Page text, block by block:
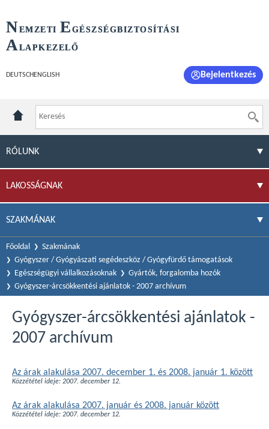
NEMZETI E GÉSZSÉGBIZTOSÍTÁSI
ALAPKEZELŐ
DEUTSCH ENGLISH Bejelentkezés
RÓLUNK
LAKOSSÁGNAK
SZAKMÁNAK
Főoldal
Szakmának
Gyógyszer / Gyógyászati segédeszköz / Gyógyfürdő támogatások
Egészségügyi vállalkozásoknak
Gyártók, forgalomba hozók
Gyógyszer-árcsökkentési ajánlatok - 2007 archívum
Gyógyszer-árcsökkentési ajánlatok -
2007 archívum
Az árak alakulása 2007. december 1. és 2008. január 1. között
Közzététel ideje: 2007. december 12.
Az árak alakulása 2007. január és 2008. január között
Közzététel ideje: 2007. december 12.